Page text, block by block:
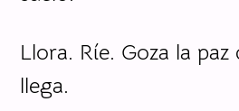
Llora. Ríe. Goza la
llega.